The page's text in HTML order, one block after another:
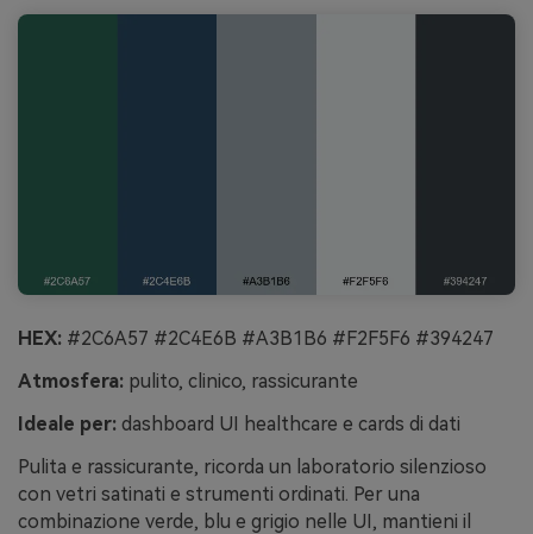
HEX: #2C6A57 #2C4E6B #A3B1B6 #F2F5F6 #394247
Atmosfera: pulito, clinico, rassicurante
Ideale per: dashboard UI healthcare e cards di dati
Pulita e rassicurante, ricorda un laboratorio silenzioso
con vetri satinati e strumenti ordinati. Per una
combinazione verde, blu e grigio nelle UI, mantieni il